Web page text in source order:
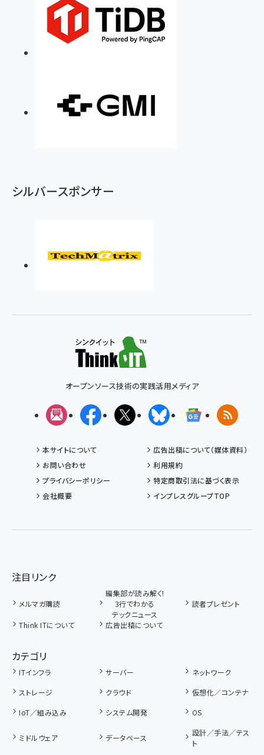
シルバースポンサー
オープンソース技術の実践活用メディア
メルマガFacebookX(エックス)BlueskyGoogleニュ
RSS
本サイトについて
広告出稿について（媒体資料）
お問い合わせ
利用規約
プライバシーポリシー
特定商取引法に基づく表示
会社概要
インプレスグループTOP
注目リンク
メルマガ購読
編集部が読み解く!
3行でわかる
テックニュース
読者プレゼント
Think ITについて 広告出稿について
カテゴリ
ITインフラ サーバー
ネットワーク
ストレージ
クラウド
仮想化／コンテナ
IoT／組み込み
システム開発 OS
ミドルウェア データベース
設計／手法／テス
ト